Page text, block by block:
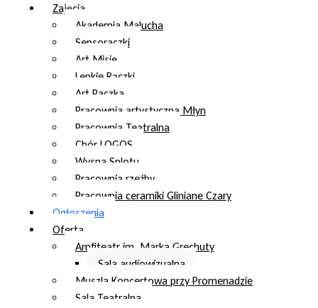
Zajęcia
Akademia Malucha
Sensoraczki
Art Misie
Lepkie Rączki
Art Paczka
Pracownia artystyczna Młyn
Pracownia Teatralna
Chór LOGOS
Wyspa Splotu
Pracownia rzeźby
Pracownia ceramiki Gliniane Czary
Ogłoszenia
Oferta
Amfiteatr im. Marka Grechuty
Sala audiowizualna
Muszla Koncertowa przy Promenadzie
Sala Teatralna